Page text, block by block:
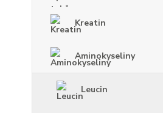
Kreatin
Aminokyseliny
Leucin